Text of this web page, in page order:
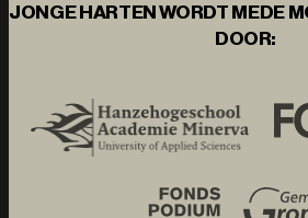
JONGE HARTEN WORDT MEDE
DOOR: